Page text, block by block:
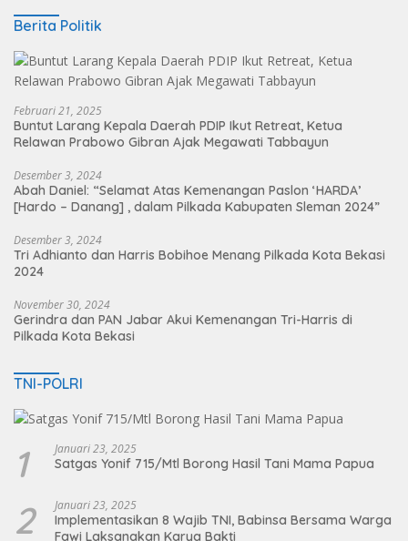
Berita Politik
Februari 21, 2025
Buntut Larang Kepala Daerah PDIP Ikut Retreat, Ketua
Relawan Prabowo Gibran Ajak Megawati Tabbayun
Desember 3, 2024
Abah Daniel: “Selamat Atas Kemenangan Paslon ‘HARDA’
[Hardo – Danang] , dalam Pilkada Kabupaten Sleman 2024”
Desember 3, 2024
Tri Adhianto dan Harris Bobihoe Menang Pilkada Kota Bekasi
2024
November 30, 2024
Gerindra dan PAN Jabar Akui Kemenangan Tri-Harris di
Pilkada Kota Bekasi
TNI-POLRI
1 Januari 23, 2025
Satgas Yonif 715/Mtl Borong Hasil Tani Mama Papua
2 Januari 23, 2025
Implementasikan 8 Wajib TNI, Babinsa Bersama Warga
Fawi Laksanakan Karya Bakti